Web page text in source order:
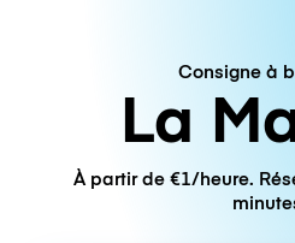
Consigne à
La
À partir de €1/heure.